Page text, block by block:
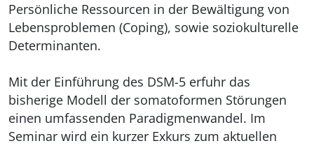
Persönliche Ressourcen in der Bewältigung von
Lebensproblemen (Coping), sowie soziokulturelle
Determinanten.
Mit der Einführung des DSM-5 erfuhr das
bisherige Modell der somatoformen Störungen
einen umfassenden Paradigmenwandel. Im
Seminar wird ein kurzer Exkurs zum aktuellen